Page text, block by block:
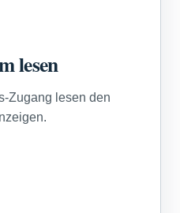
lesen
Zugang lesen den